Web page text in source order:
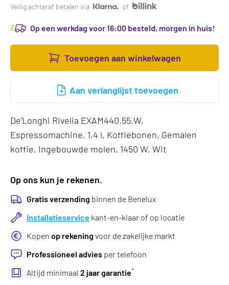
Veilig achteraf betalen via
of
Op een werkdag voor 16:00 besteld, morgen in huis!
Toevoegen aan winkelwagen
Aan verlanglijst toevoegen
De’Longhi Rivelia EXAM440.55.W,
Espressomachine, 1,4 l, Koffiebonen, Gemalen
koffie, Ingebouwde molen, 1450 W, Wit
Op ons kun je rekenen.
Gratis verzending binnen de Benelux
Installatieservice kant-en-klaar of op locatie
Kopen op rekening voor de zakelijke markt
Professioneel advies per telefoon
Altijd minimaal 2 jaar garantie*